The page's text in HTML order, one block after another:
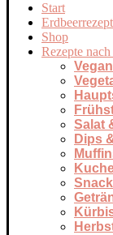
Start
Shop
Rezepte
Vegan
Salat
Dips